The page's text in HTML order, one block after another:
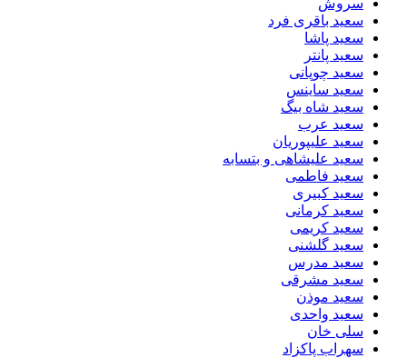
سروش
سعید باقری فرد
سعید پاشا
سعید پانتر
سعید چوپانی
سعید ساینس
سعید شاه بیگ
سعید عرب
سعید علیپوریان
سعید علیشاهی و بتسابه
سعید فاطمی
سعید کبیری
سعید کرمانی
سعید کریمی
سعید گلشنی
سعید مدرس
سعید مشرقی
سعید موذن
سعید واحدی
سلی خان
سهراب پاکزاد